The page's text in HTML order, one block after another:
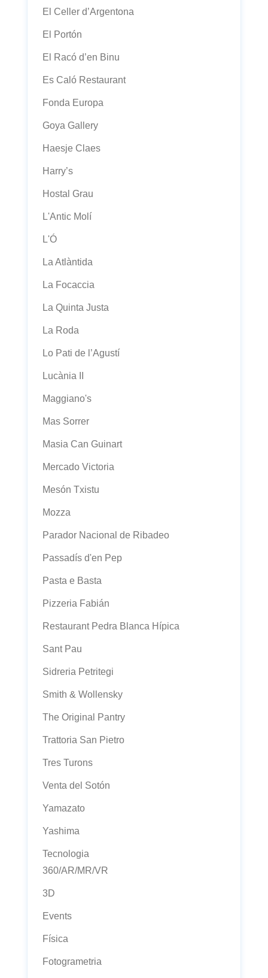
El Celler d’Argentona
El Portón
El Racó d’en Binu
Es Caló Restaurant
Fonda Europa
Goya Gallery
Haesje Claes
Harry’s
Hostal Grau
L'Antic Molí
L'Ó
La Atlàntida
La Focaccia
La Quinta Justa
La Roda
Lo Pati de l’Agustí
Lucània II
Maggiano's
Mas Sorrer
Masia Can Guinart
Mercado Victoria
Mesón Txistu
Mozza
Parador Nacional de Ribadeo
Passadís d'en Pep
Pasta e Basta
Pizzeria Fabián
Restaurant Pedra Blanca Hípica
Sant Pau
Sidreria Petritegi
Smith & Wollensky
The Original Pantry
Trattoria San Pietro
Tres Turons
Venta del Sotón
Yamazato
Yashima
Tecnologia
360/AR/MR/VR
3D
Events
Física
Fotogrametria